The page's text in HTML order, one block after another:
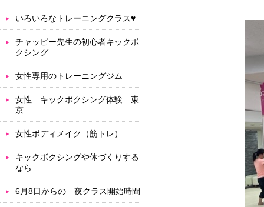
いろいろなトレーニングクラス♥
チャッピー先生の初心者キックボ
クシング
女性専用のトレーニングジム
女性 キックボクシング体験 東
京
女性ボディメイク（筋トレ）
キックボクシングや体づくりする
なら
6月8日からの 夜クラス開始時間